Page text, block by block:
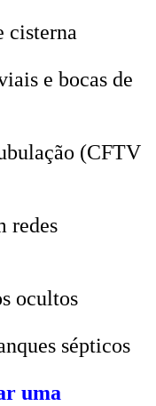
cisterna
e bocas de
(CFTV
redes
ocultos
sépticos
uma